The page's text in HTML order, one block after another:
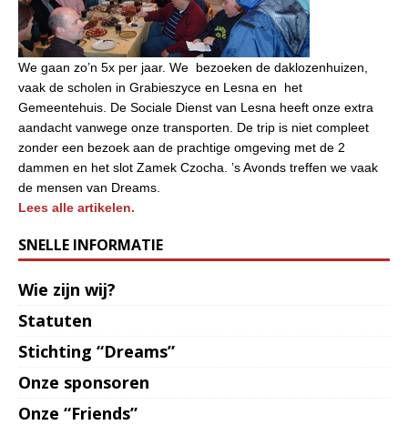
We gaan zo’n 5x per jaar. We bezoeken de daklozenhuizen,
vaak de scholen in Grabieszyce en Lesna en het
Gemeentehuis. De Sociale Dienst van Lesna heeft onze extra
aandacht vanwege onze transporten. De trip is niet compleet
zonder een bezoek aan de prachtige omgeving met de 2
dammen en het slot Zamek Czocha. ’s Avonds treffen we vaak
de mensen van Dreams.
Lees alle artikelen.
SNELLE INFORMATIE
Wie zijn wij?
Statuten
Stichting “Dreams”
Onze sponsoren
Onze “Friends”